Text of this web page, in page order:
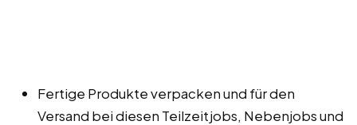
Fertige Produkte verpacken und für den
Versand bei diesen Teilzeitjobs, Nebenjobs und